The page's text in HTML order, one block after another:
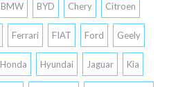
BMW BYD Chery Citroen
Ferrari FIAT Ford Geely
Honda Hyundai Jaguar Kia